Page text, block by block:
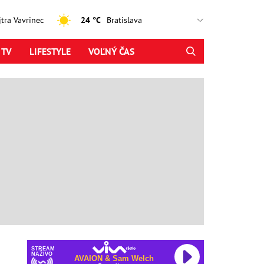
Vavrinec 24 °C
LIFESTYLE VOĽNÝ ČAS
STREAM
NAŽIVO
AVAION & Sam Welch